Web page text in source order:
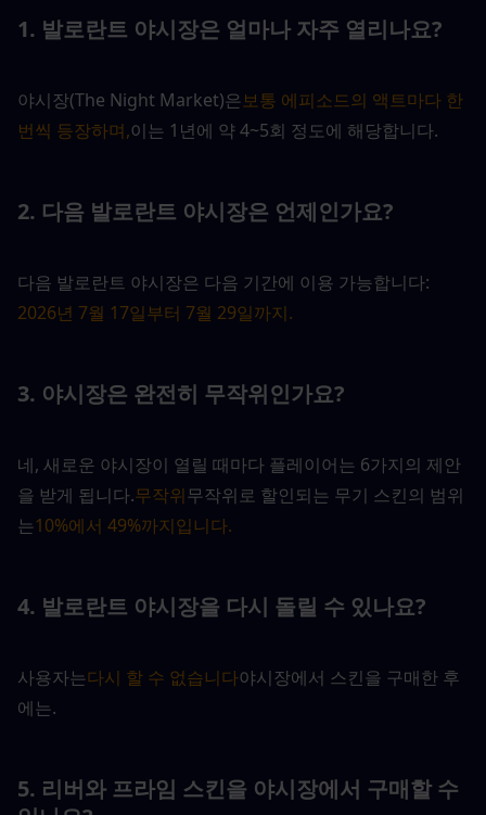
1. 발로란트 야시장은 얼마나 자주 열리나요?
야시장(The Night Market)은보통 에피소드의 액트마다 한
번씩 등장하며,이는 1년에 약 4~5회 정도에 해당합니다.
2. 다음 발로란트 야시장은 언제인가요?
2026년 7월 17일부터 7월 29일까지.
3. 야시장은 완전히 무작위인가요?
네, 새로운 야시장이 열릴 때마다 플레이어는 6가지의 제안
을 받게 됩니다.무작위무작위로 할인되는 무기 스킨의 범위
는10%에서 49%까지입니다.
4. 발로란트 야시장을 다시 돌릴 수 있나요?
사용자는다시 할 수 없습니다야시장에서 스킨을 구매한 후
에는.
5. 리버와 프라임 스킨을 야시장에서 구매할 수